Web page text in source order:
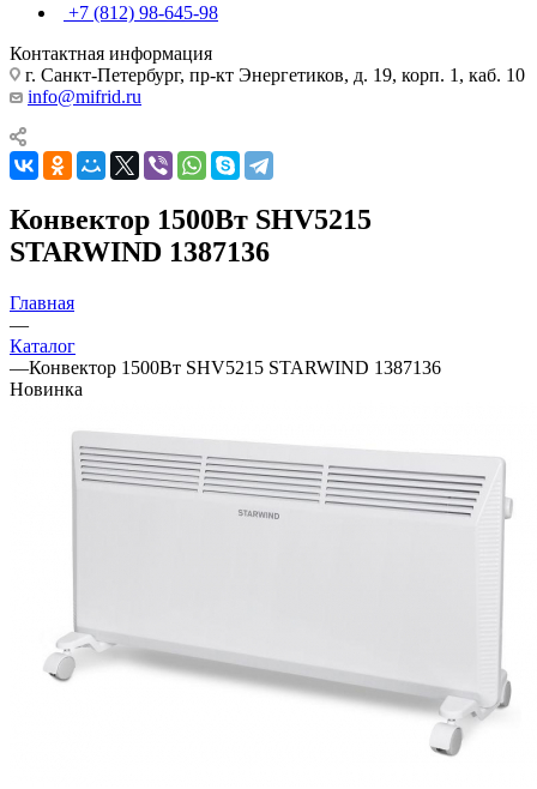
+7 (812) 98-645-98
Контактная информация
г. Санкт-Петербург, пр-кт Энергетиков, д. 19, корп. 1, каб. 10
info@mifrid.ru
Конвектор 1500Вт SHV5215
STARWIND 1387136
Главная
—
Каталог
—Конвектор 1500Вт SHV5215 STARWIND 1387136
Новинка